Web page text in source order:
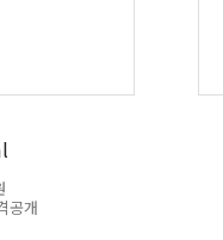
공개